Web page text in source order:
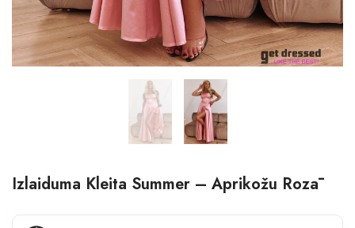
Izlaiduma Kleita Summer – Aprikožu Rozā